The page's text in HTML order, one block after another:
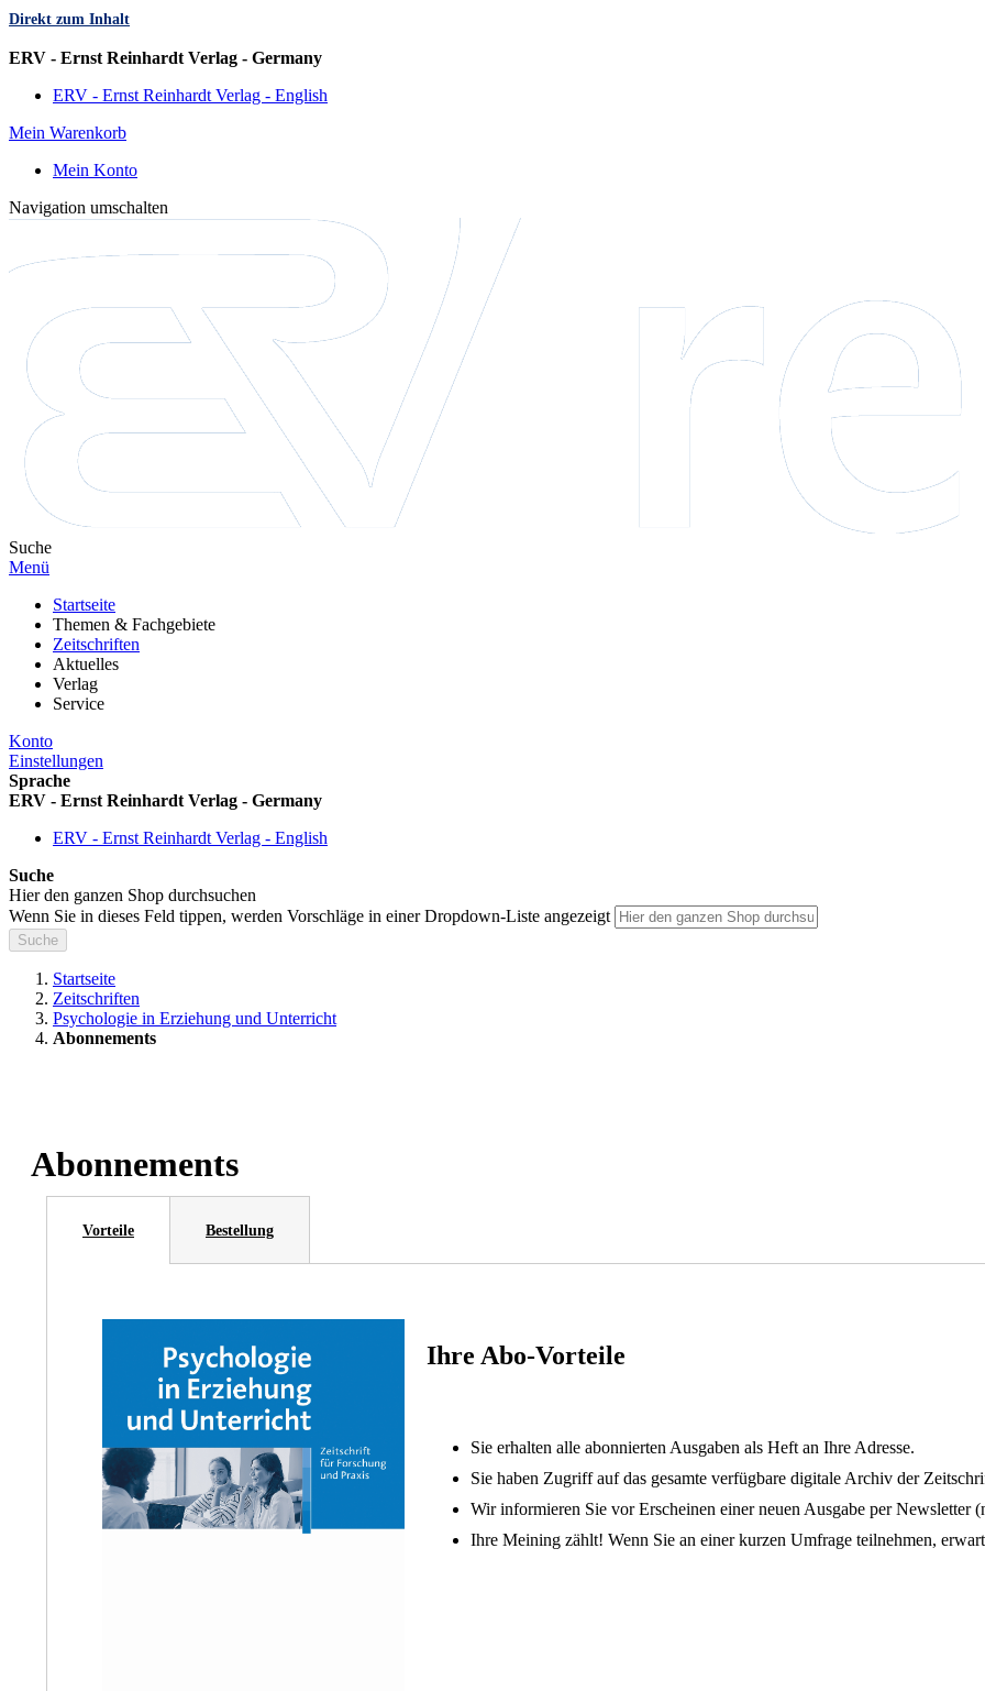
Direkt zum Inhalt
ERV - Ernst Reinhardt Verlag - Germany
ERV - Ernst Reinhardt Verlag - English
Mein Warenkorb
Mein Konto
Navigation umschalten
Suche
Menü
Startseite
Themen & Fachgebiete
Zeitschriften
Aktuelles
Verlag
Service
Konto
Einstellungen
Sprache
ERV - Ernst Reinhardt Verlag - Germany
ERV - Ernst Reinhardt Verlag - English
Suche
Hier den ganzen Shop durchsuchen
Wenn Sie in dieses Feld tippen, werden Vorschläge in einer Dropdown-Liste angezeigt
Suche
Startseite
Zeitschriften
Psychologie in Erziehung und Unterricht
Abonnements
Abonnements
Vorteile Bestellung
Ihre Abo-Vorteile
Sie erhalten alle abonnierten Ausgaben als Heft an Ihre Adresse.
Sie haben Zugriff auf das gesamte verfügbare digitale Archiv der
Wir informieren Sie vor Erscheinen einer neuen Ausgabe per Newsletter
Ihre Meining zählt! Wenn Sie an einer kurzen Umfrage teilnehmen,